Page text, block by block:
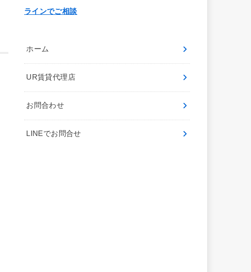
ラインでご相談
ホーム
UR賃貸代理店
お問合わせ
LINEでお問合せ